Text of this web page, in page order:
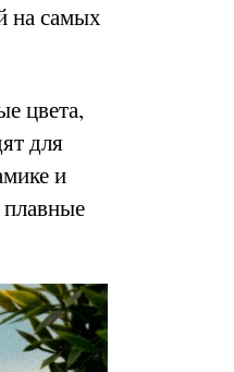
на самых
цвета,
для
и